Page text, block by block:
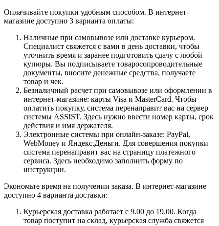
Оплачивайте покупки удобным способом. В интернет-
магазине доступно 3 варианта оплаты:
Наличные при самовывозе или доставке курьером.
Специалист свяжется с вами в день доставки, чтобы
уточнить время и заранее подготовить сдачу с любой
купюры. Вы подписываете товаросопроводительные
документы, вносите денежные средства, получаете
товар и чек.
Безналичный расчет при самовывозе или оформлении в
интернет-магазине: карты Visa и MasterCard. Чтобы
оплатить покупку, система перенаправит вас на сервер
системы ASSIST. Здесь нужно ввести номер карты, срок
действия и имя держателя.
Электронные системы при онлайн-заказе: PayPal,
WebMoney и Яндекс.Деньги. Для совершения покупки
система перенаправит вас на страницу платежного
сервиса. Здесь необходимо заполнить форму по
инструкции.
Экономьте время на получении заказа. В интернет-магазине
доступно 4 варианта доставки:
Курьерская доставка работает с 9.00 до 19.00. Когда
товар поступит на склад, курьерская служба свяжется